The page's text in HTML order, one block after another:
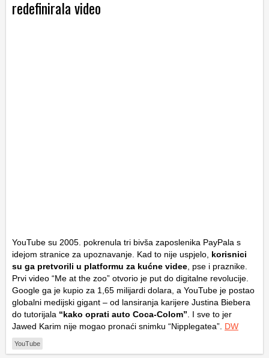
redefinirala video
YouTube su 2005. pokrenula tri bivša zaposlenika PayPala s
idejom stranice za upoznavanje. Kad to nije uspjelo, korisnici
su ga pretvorili u platformu za kućne videe, pse i praznike.
Prvi video “Me at the zoo” otvorio je put do digitalne revolucije.
Google ga je kupio za 1,65 milijardi dolara, a YouTube je postao
globalni medijski gigant – od lansiranja karijere Justina Biebera
do tutorijala “kako oprati auto Coca-Colom”. I sve to jer
Jawed Karim nije mogao pronaći snimku “Nipplegatea”. DW
YouTube